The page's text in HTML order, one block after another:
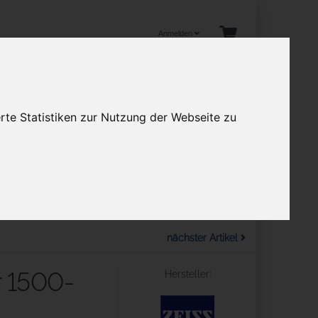
Statistiken zur Nutzung der Webseite zu
Anmelden
nächster Artikel
1500-
Hersteller: